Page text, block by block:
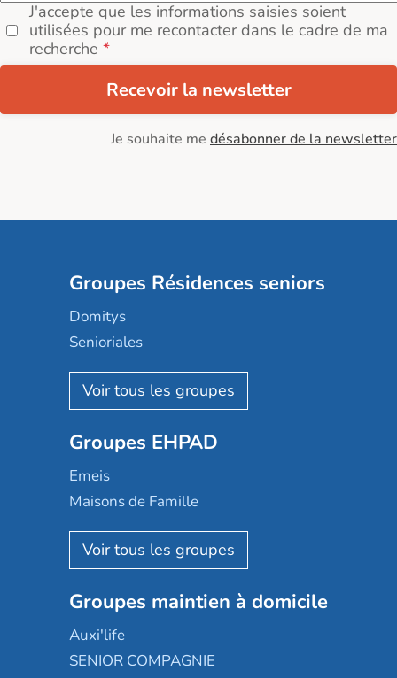
J'accepte que les informations saisies soient
utilisées pour me recontacter dans le cadre de ma
recherche
Recevoir la newsletter
Je souhaite me désabonner de la newsletter
Groupes Résidences seniors
Domitys
Senioriales
Nohée
Les Résidentiels
Mobicap
Domusvi
Happy Senior
Aquarelia
Nexity edenea
Les jardins d'Arcadie
Occitalia
Appartseniors
Groupes EHPAD
Emeis
Maisons de Famille
Korian
Emera
Groupe SOS
Le Noble Âge
Almage
Groupes maintien à domicile
Auxi'life
SENIOR COMPAGNIE